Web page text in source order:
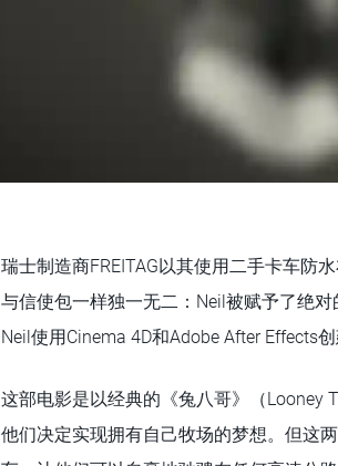
瑞士制造商FREITAG以其使用二手卡车防
与信使包一样独一无二：Neil被赋予了绝对
Neil使用Cinema 4D和Adobe After Effects
这部电影是以经典的《兔八哥》（Looney
他们决定实现拥有自己牧场的梦想。但这